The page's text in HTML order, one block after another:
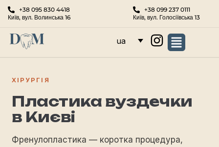
+38 095 830 4418
Київ, вул. Волинська 16
+38 099 237 0111
Київ, вул. Голосіївська 13
ua
ХІРУРГІЯ
Пластика вуздечки
в Києві
Френулопластика — коротка процедура,